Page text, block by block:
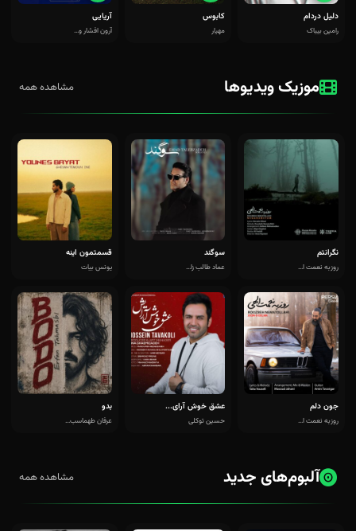
دلیل دردام
رامین بیباک
کابوس
مهیار
آریایی
آرون افشار و...
موزیک ویدیوها مشاهده همه
نگرانتم
روزبه نعمت ا...
سوگند
عماد طالب زا...
قسمتمون اینه
یونس بیات
جون دلم
روزبه نعمت ا...
عشق خوش آرای...
حسین توکلی
بدو
عرفان طهماسب...
آلبوم‌های جدید مشاهده همه